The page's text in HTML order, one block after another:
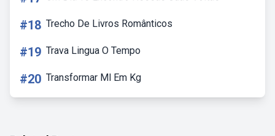
#18 Trecho De Livros Românticos
#19 Trava Lingua O Tempo
#20 Transformar Ml Em Kg